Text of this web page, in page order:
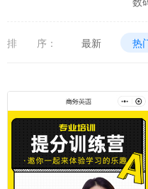
排 序： 最新 热